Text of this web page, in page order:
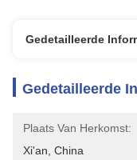
Gedetailleerde
Gedetailleerde
Plaats Van Herkomst:
Xi'an, China